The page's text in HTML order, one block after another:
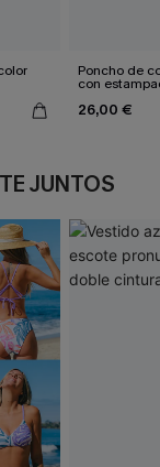
Poncho de
con
26,00 €
JUNTOS